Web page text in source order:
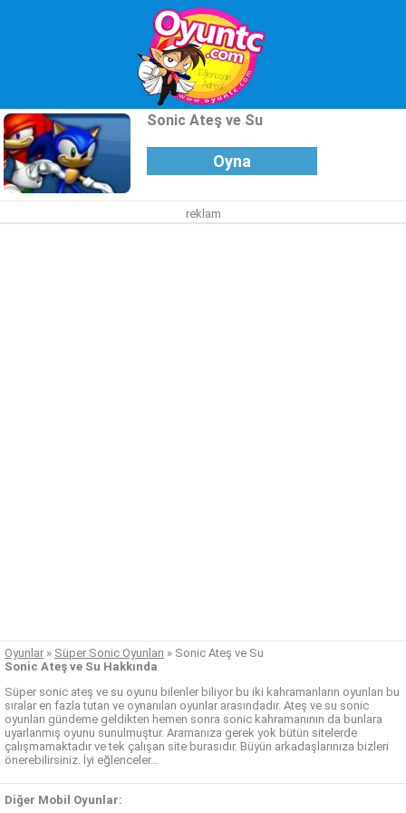
Sonic Ateş ve Su
Oyna
reklam
Oyunlar » Süper Sonic Oyunları » Sonic Ateş ve Su
Sonic Ateş ve Su Hakkında
Süper sonic ateş ve su oyunu bilenler biliyor bu iki kahramanların oyunları bu
sıralar en fazla tutan ve oynanılan oyunlar arasındadır. Ateş ve su sonic
oyunları gündeme geldikten hemen sonra sonic kahramanının da bunlara
uyarlanmış oyunu sunulmuştur. Aramanıza gerek yok bütün sitelerde
çalışmamaktadır ve tek çalışan site burasıdır. Büyün arkadaşlarınıza bizleri
önerebilirsiniz. İyi eğlenceler…
Diğer Mobil Oyunlar: